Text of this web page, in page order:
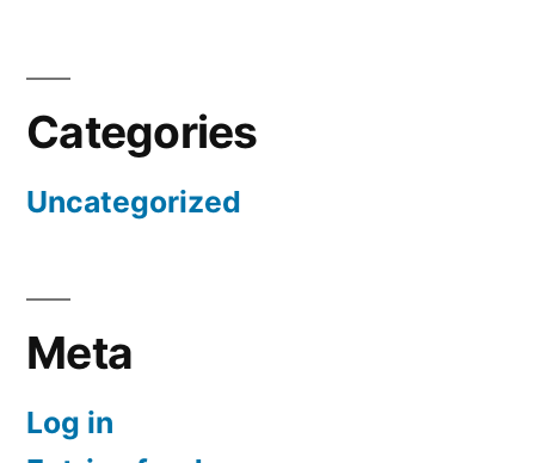
Categories
Uncategorized
Meta
Log in